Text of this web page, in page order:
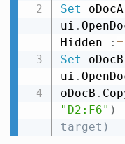
Set oDocA
ui .
Hidden
: =
Set oDocB
ui .
oDocB .
"D2:F6" )
target)